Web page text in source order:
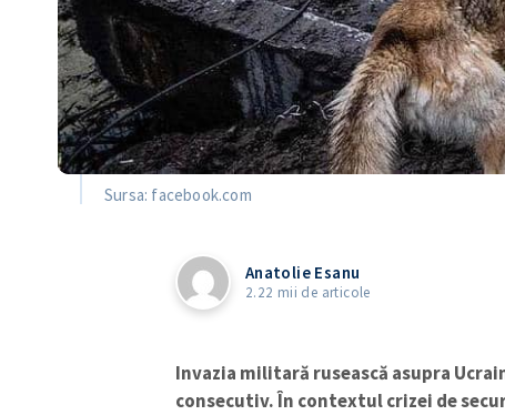
Sursa: facebook.com
Anatolie Esanu
2.22 mii de articole
Invazia militară rusească asupra
consecutiv. În contextul crizei de